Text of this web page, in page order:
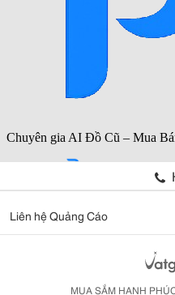
Liên hệ Quảng Cáo
MUA SẮM HẠNH